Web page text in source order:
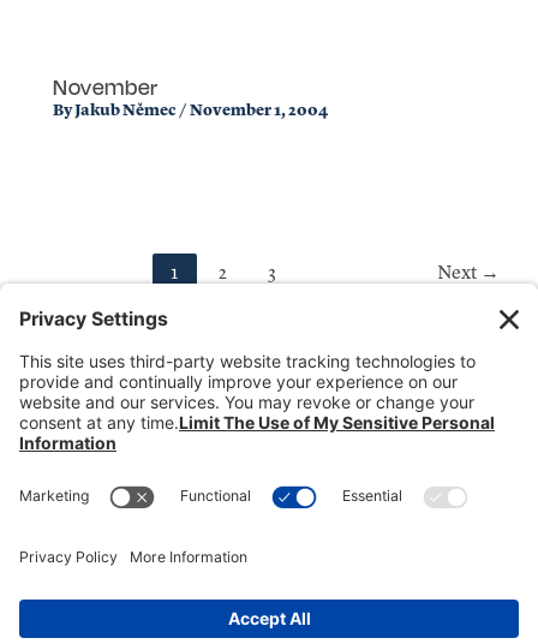
November
ByJakub Němec / November 1, 2004
1 2 3 Next →
Donate
Dealer Directory
break
Cookie Policy